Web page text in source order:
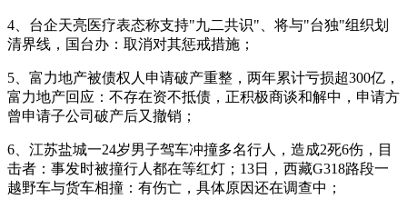
4、台企天亮医疗表态称支持"九二共识"、将与"台独"组织划
清界线，国台办：取消对其惩戒措施；
5、富力地产被债权人申请破产重整，两年累计亏损超300亿，
富力地产回应：不存在资不抵债，正积极商谈和解中，申请方
曾申请子公司破产后又撤销；
6、江苏盐城一24岁男子驾车冲撞多名行人，造成2死6伤，目
击者：事发时被撞行人都在等红灯；13日，西藏G318路段一
越野车与货车相撞：有伤亡，具体原因还在调查中；